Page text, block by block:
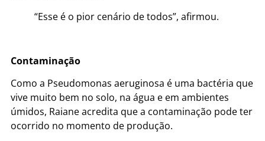
“Esse é o pior cenário de todos”, afirmou.
Contaminação
Como a Pseudomonas aeruginosa é uma bactéria que
vive muito bem no solo, na água e em ambientes
úmidos, Raiane acredita que a contaminação pode ter
ocorrido no momento de produção.